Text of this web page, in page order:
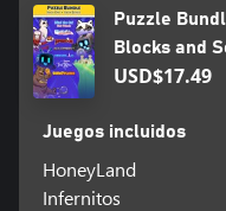
Puzzle
Blocks and
USD$17.49
Juegos incluidos
HoneyLand
Infernitos